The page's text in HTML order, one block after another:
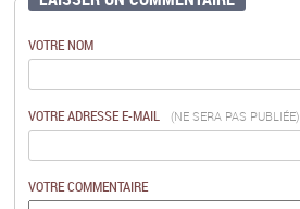
VOTRE NOM
VOTRE ADRESSE E-MAIL (NE SERA PAS PUBLIÉE)
VOTRE COMMENTAIRE